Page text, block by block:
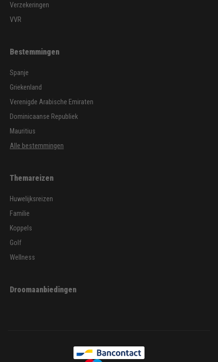
Verzekeringen
VVR
Bestemmingen
Spanje
Griekenland
Verenigde Arabische Emiraten
Dominicaanse Republiek
Mauritius
Alle bestemmingen
Themareizen
Huwelijksreizen
Familie
Koppels
Golf
Wellness
Droomaanbiedingen